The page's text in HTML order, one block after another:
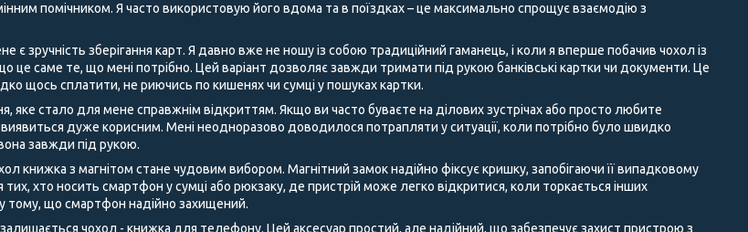
помічником. Я часто використовую його вдома та в поїздках – це максимально спрощує взаємодію з
зберігання карт. Я давно вже не ношу із собою традиційний гаманець, і коли я вперше побачив чохол із
це саме те, що мені потрібно. Цей варіант дозволяє завжди тримати під рукою банківські картки чи документи. Це
щось сплатити, не риючись по кишенях чи сумці у пошуках картки.
яке стало для мене справжнім відкриттям. Якщо ви часто буваєте на ділових зустрічах або просто любите
дуже корисним. Мені неодноразово доводилося потрапляти у ситуації, коли потрібно було швидко
завжди під рукою.
книжка з магнітом стане чудовим вибором. Магнітний замок надійно фіксує кришку, запобігаючи її випадковому
хто носить смартфон у сумці або рюкзаку, де пристрій може легко відкритися, коли торкається інших
тому, що смартфон надійно захищений.
чохол - книжка для телефону. Цей аксесуар простий, але надійний, що забезпечує захист пристрою з